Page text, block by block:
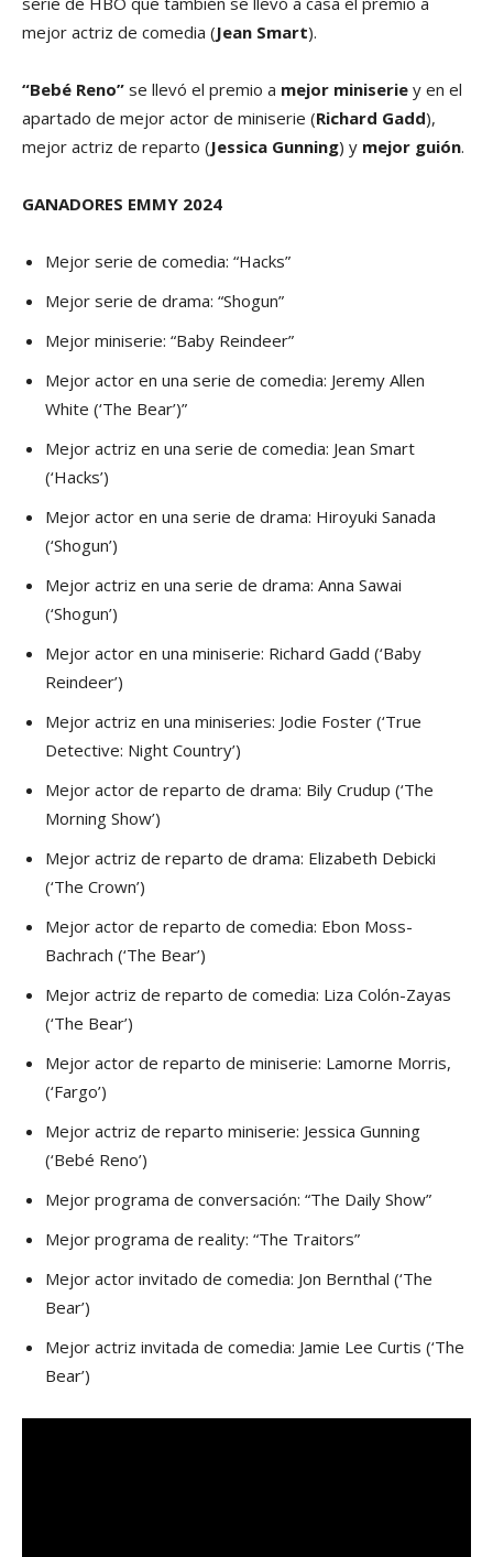
mejor actriz de comedia (Jean Smart).
“Bebé Reno” se llevó el premio a mejor miniserie y en el
apartado de mejor actor de miniserie (Richard Gadd),
mejor actriz de reparto (Jessica Gunning) y mejor guión.
GANADORES EMMY 2024
Mejor serie de comedia: “Hacks”
Mejor serie de drama: “Shogun”
Mejor miniserie: “Baby Reindeer”
Mejor actor en una serie de comedia: Jeremy Allen
White (‘The Bear’)”
Mejor actriz en una serie de comedia: Jean Smart
(‘Hacks’)
Mejor actor en una serie de drama: Hiroyuki Sanada
(‘Shogun’)
Mejor actriz en una serie de drama: Anna Sawai
(‘Shogun’)
Mejor actor en una miniserie: Richard Gadd (‘Baby
Reindeer’)
Mejor actriz en una miniseries: Jodie Foster (‘True
Detective: Night Country’)
Mejor actor de reparto de drama: Bily Crudup (‘The
Morning Show’)
Mejor actriz de reparto de drama: Elizabeth Debicki
(‘The Crown’)
Mejor actor de reparto de comedia: Ebon Moss-
Bachrach (‘The Bear’)
Mejor actriz de reparto de comedia: Liza Colón-Zayas
(‘The Bear’)
Mejor actor de reparto de miniserie: Lamorne Morris,
(‘Fargo’)
Mejor actriz de reparto miniserie: Jessica Gunning
(‘Bebé Reno’)
Mejor programa de conversación: “The Daily Show”
Mejor programa de reality: “The Traitors”
Mejor actor invitado de comedia: Jon Bernthal (‘The
Bear’)
Mejor actriz invitada de comedia: Jamie Lee Curtis (‘The
Bear’)